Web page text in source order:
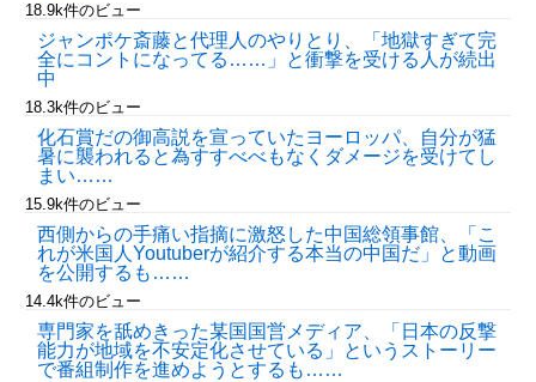
Powered by livedoor 相互RSS
18.9k件のビュー
ジャンポケ斎藤と代理人のやりとり、「地獄すぎて完
全にコントになってる……」と衝撃を受ける人が続出
中
18.3k件のビュー
化石賞だの御高説を宣っていたヨーロッパ、自分が猛
暑に襲われると為すすべべもなくダメージを受けてし
まい……
15.9k件のビュー
西側からの手痛い指摘に激怒した中国総領事館、「こ
れが米国人Youtuberが紹介する本当の中国だ」と動画
を公開するも……
14.4k件のビュー
専門家を舐めきった某国国営メディア、「日本の反撃
能力が地域を不安定化させている」というストーリー
で番組制作を進めようとするも……